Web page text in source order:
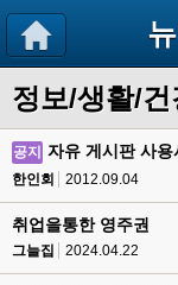
정보/생활/건
공지 자유 게시판 사
한인회 2012.09.04
취업을통한 영주권
그늘집 2024.04.22